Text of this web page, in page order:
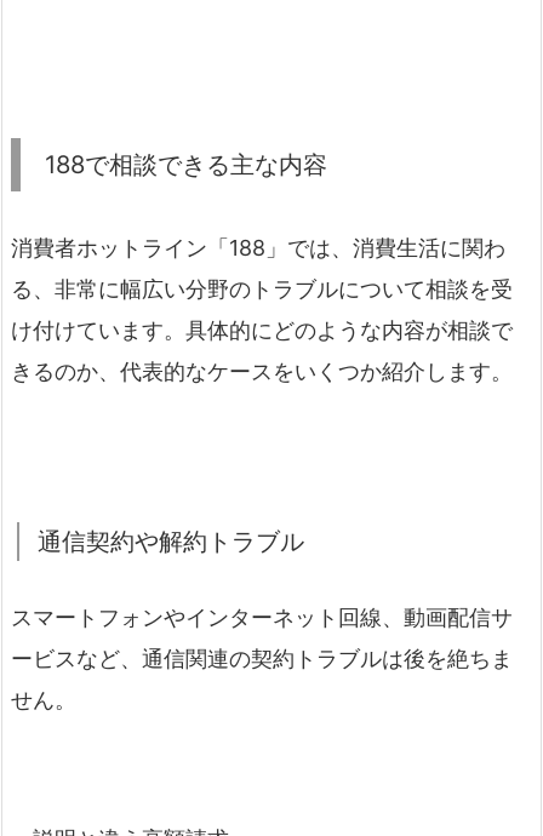
188で相談できる主な内容
消費者ホットライン「188」では、消費生活に関わ
る、非常に幅広い分野のトラブルについて相談を受
け付けています。具体的にどのような内容が相談で
きるのか、代表的なケースをいくつか紹介します。
通信契約や解約トラブル
スマートフォンやインターネット回線、動画配信サ
ービスなど、通信関連の契約トラブルは後を絶ちま
せん。